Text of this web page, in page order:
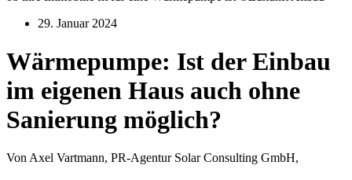
29. Januar 2024
Wärmepumpe: Ist der Einbau
im eigenen Haus auch ohne
Sanierung möglich?
Von Axel Vartmann, PR-Agentur Solar Consulting GmbH,